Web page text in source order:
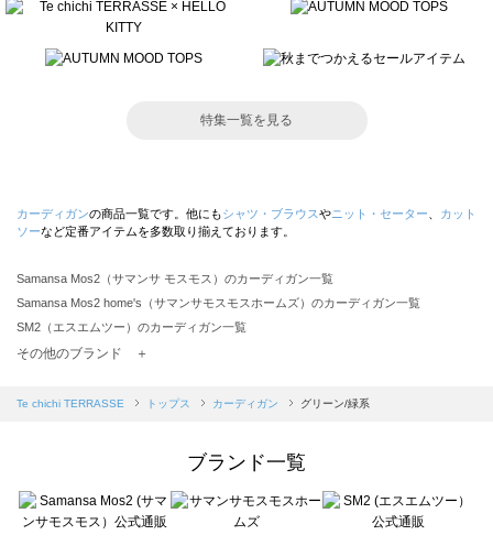
特集一覧を見る
カーディガンの商品一覧です。他にもシャツ・ブラウスやニット・セーター
カット
ソーなど定番アイテムを多数取り揃えております。
Samansa Mos2（サマンサ モスモス）のカーディガン一覧
Samansa Mos2 home's（サマンサモスモスホームズ）のカーディガン一覧
SM2（エスエムツー）のカーディガン一覧
TSUHARU by Samansa Mos2（ツハルバイサマンサモスモス）のカーディガン一覧
Samansa Mos2 blue（サマンサモスモス ブルー）のカーディガン一覧
sō4ū（ソウフォーユー）のカーディガン一覧
Te chichi（テチチ）のカーディガン一覧
Te chichi CLASSIC（テチチ クラシック）のカーディガン一覧
その他のブランド ＋
Te chichi TERRASSE トップス カーディガン グリーン/緑系
ブランド一覧